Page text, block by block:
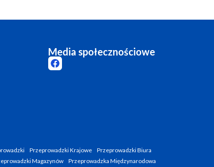
Media społecznościowe
Przeprowadzki Krajowe
Przeprowadzki Biura
Magazynów Przeprowadzka Międzynarodowa